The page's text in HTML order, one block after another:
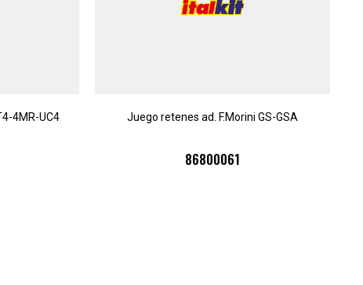
4MR-UC4 Juego retenes ad. F.Morini GS-GSA
86800061